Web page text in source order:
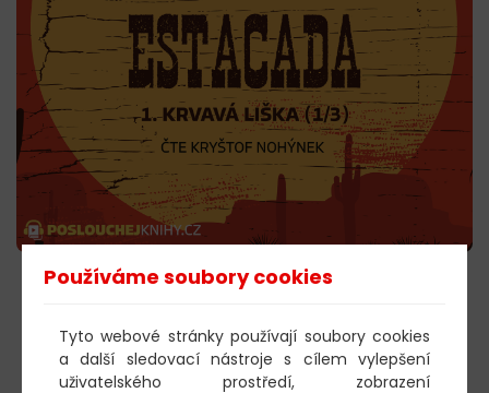
Používáme soubory cookies
Tyto webové stránky používají soubory cookies
a další sledovací nástroje s cílem vylepšení
uživatelského prostředí, zobrazení